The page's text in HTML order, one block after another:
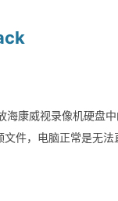
康威视录像机硬盘
件，电脑正常是无法